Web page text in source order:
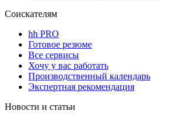
Соискателям
hh PRO
Готовое резюме
Все сервисы
Хочу у вас работать
Производственный календарь
Экспертная рекомендация
Новости и статьи